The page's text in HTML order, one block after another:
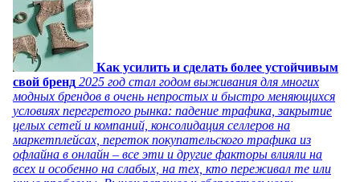
Как усилить и сделать более устойчивым
свой бренд 2025 год стал годом выживания для многих
модных брендов в очень непростых и быстро меняющихся
условиях перегретого рынка: падение трафика, закрытие
целых сетей и компаний, консолидация селлеров на
маркетплейсах, переток покупательского трафика из
офлайна в онлайн – все эти и другие факторы влияли на
всех и особенно на слабых, на тех, кто переживал те или